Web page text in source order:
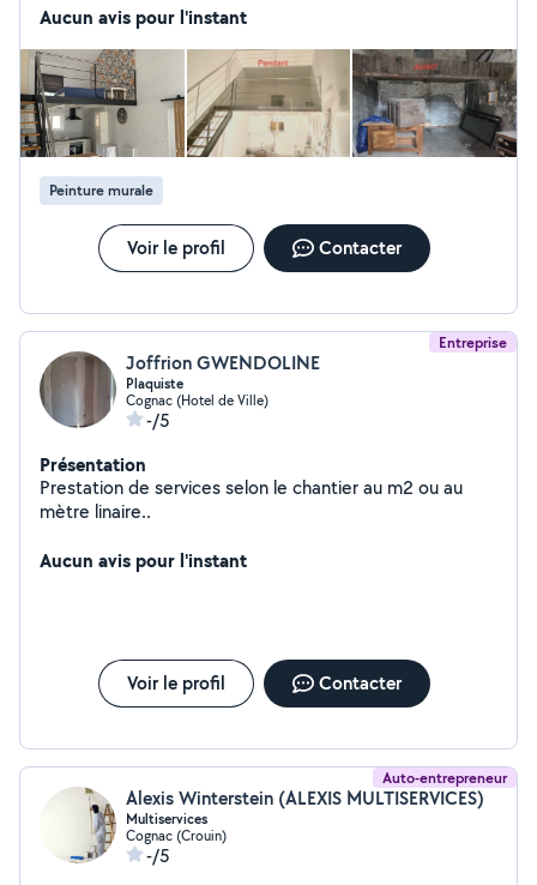
- Pose de papier peint ( classique, panoramique, intissé
couleurs. - Finitions propres et travail de qualité. -
Respect des délais et de vos attentes. Que ce soit pour
une rénovation, un rafraîchissement ou un nouveau
projet je vous accompagne avec sérieux et
professionnalisme.
Aucun avis pour l'instant
Peinture murale
Voir le profil Contacter
Entreprise
Joffrion GWENDOLINE
Plaquiste
Cognac (Hotel de Ville)
-/5
Présentation
Prestation de services selon le chantier au m2 ou au
mètre linaire..
Aucun avis pour l'instant
Voir le profil Contacter
Auto-entrepreneur
Alexis Winterstein (ALEXIS MULTISERVICES)
Multiservices
Cognac (Crouin)
-/5